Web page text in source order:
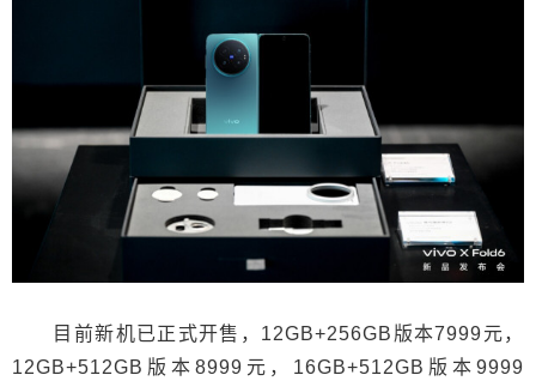
目前新机已正式开售，12GB+256GB版本7999元，
12GB+512GB版本8999元，16GB+512GB版本9999